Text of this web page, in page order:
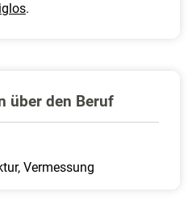
.
über den Beruf
Vermessung